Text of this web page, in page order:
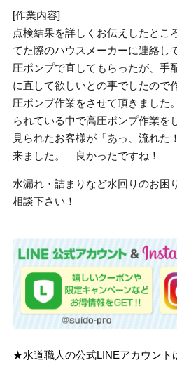
[作業内容]
点検結果を詳しくお伝えしたとこ
てた際のハウスメーカーに連絡し
圧ポンプで直してもらったが、手
に直して欲しいとの事でしたので
圧ポンプ作業をさせて頂きました
られている中で高圧ポンプ作業を
見られたお客様が「あっ、流れた
来ました。 良かったですね！
水漏れ・詰まりなど水回りのお困
相談下さい！
★水道職人の公式LINEアカウント